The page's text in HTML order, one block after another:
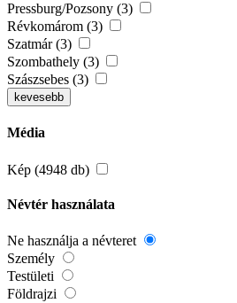
Pressburg/Pozsony (3)
Révkomárom (3)
Szatmár (3)
Szombathely (3)
Szászsebes (3)
kevesebb
Média
Kép (4948 db)
Névtér használata
Ne használja a névteret
Személy
Testületi
Földrajzi